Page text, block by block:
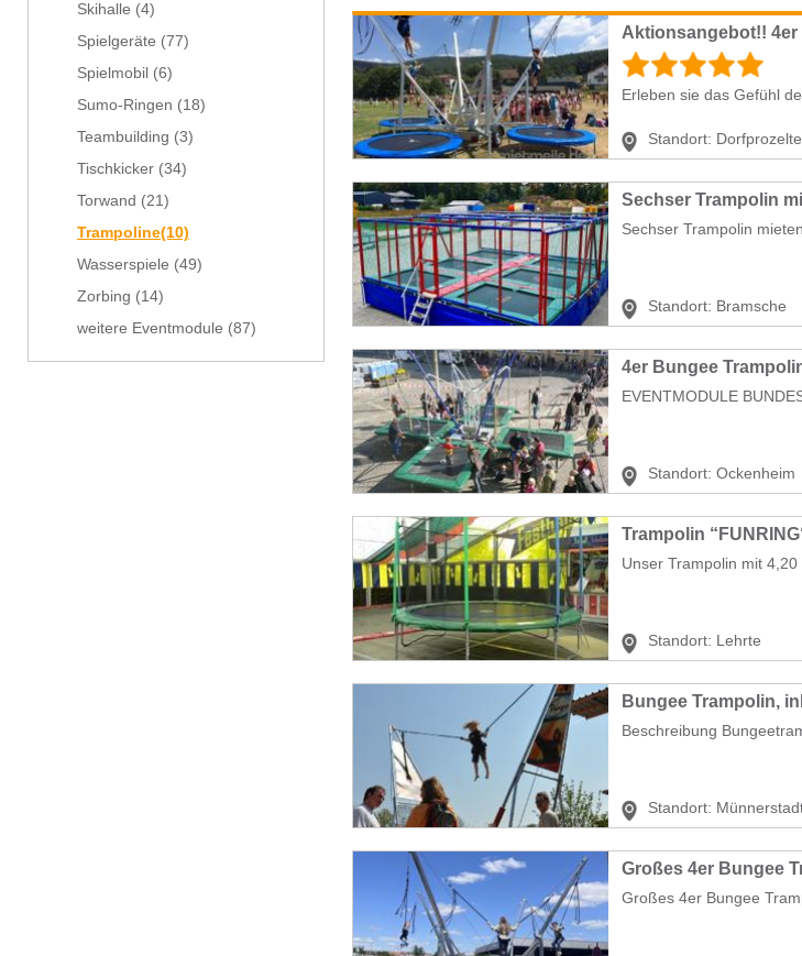
Skihalle (4)
Spielgeräte (77)
Spielmobil (6)
Sumo-Ringen (18)
Teambuilding (3)
Tischkicker (34)
Torwand (21)
Trampoline(10)
Wasserspiele (49)
Zorbing (14)
weitere Eventmodule (87)
Aktionsangebot!!
​Erleben sie das Gefühl
Standort:
Sechser Trampolin
Sechser Trampolin
Standort: Bramsche
4er Bungee
EVENTMODULE
Standort: Ockenheim
Trampolin
Unser Trampolin mit
Standort: Lehrte
Bungee Trampolin,
Beschreibung
Standort:
Großes 4er Bungee
Großes 4er Bungee